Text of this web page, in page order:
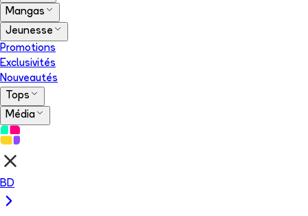
Mangas
Jeunesse
Promotions
Exclusivités
Nouveautés
Tops
Média
BD